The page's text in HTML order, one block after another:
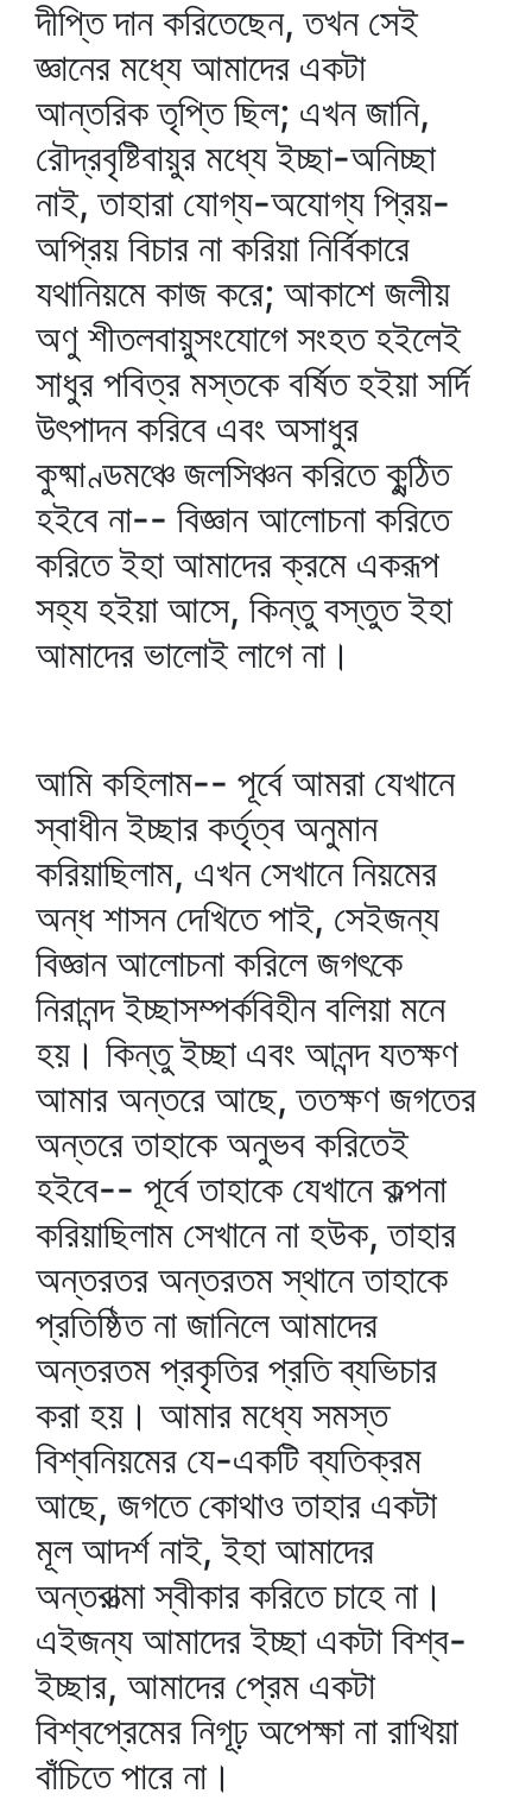
দীপ্তি দান করিতেছেন, তখন সেই
জ্ঞানের মধ্যে আমাদের একটা
আন্তরিক তৃপ্তি ছিল; এখন জানি,
রৌদ্রবৃষ্টিবায়ুর মধ্যে ইচ্ছা-অনিচ্ছা
নাই, তাহারা যোগ্য-অযোগ্য প্রিয়-
অপ্রিয় বিচার না করিয়া নির্বিকারে
যথানিয়মে কাজ করে; আকাশে জলীয়
অণু শীতলবায়ুসংযোগে সংহত হইলেই
সাধুর পবিত্র মস্তকে বর্ষিত হইয়া সর্দি
উৎপাদন করিবে এবং অসাধুর
কুষ্মাণ্ডমঞ্চে জলসিঞ্চন করিতে কুন্ঠিত
হইবে না-- বিজ্ঞান আলোচনা করিতে
করিতে ইহা আমাদের ক্রমে একরূপ
সহ্য হইয়া আসে, কিন্তু বস্তুত ইহা
আমাদের ভালোই লাগে না।
আমি কহিলাম-- পূর্বে আমরা যেখানে
স্বাধীন ইচ্ছার কর্তৃত্ব অনুমান
করিয়াছিলাম, এখন সেখানে নিয়মের
অন্ধ শাসন দেখিতে পাই, সেইজন্য
বিজ্ঞান আলোচনা করিলে জগৎকে
নিরানন্দ ইচ্ছাসম্পর্কবিহীন বলিয়া মনে
হয়। কিন্তু ইচ্ছা এবং আনন্দ যতক্ষণ
আমার অন্তরে আছে, ততক্ষণ জগতের
অন্তরে তাহাকে অনুভব করিতেই
হইবে-- পূর্বে তাহাকে যেখানে কল্পনা
করিয়াছিলাম সেখানে না হউক, তাহার
অন্তরতর অন্তরতম স্থানে তাহাকে
প্রতিষ্ঠিত না জানিলে আমাদের
অন্তরতম প্রকৃতির প্রতি ব্যভিচার
করা হয়। আমার মধ্যে সমস্ত
বিশ্বনিয়মের যে-একটি ব্যতিক্রম
আছে, জগতে কোথাও তাহার একটা
মূল আদর্শ নাই, ইহা আমাদের
অন্তরাত্মা স্বীকার করিতে চাহে না।
এইজন্য আমাদের ইচ্ছা একটা বিশ্ব-
ইচ্ছার, আমাদের প্রেম একটা
বিশ্বপ্রেমের নিগূঢ় অপেক্ষা না রাখিয়া
বাঁচিতে পারে না।